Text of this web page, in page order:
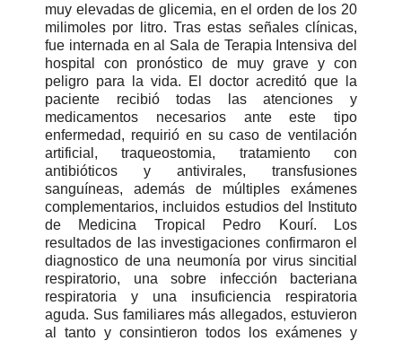
muy elevadas de glicemia, en el orden de los 20
milimoles por litro. Tras estas señales clínicas,
fue internada en al Sala de Terapia Intensiva del
hospital con pronóstico de muy grave y con
peligro para la vida. El doctor acreditó que la
paciente recibió todas las atenciones y
medicamentos necesarios ante este tipo
enfermedad, requirió en su caso de ventilación
artificial, traqueostomia, tratamiento con
antibióticos y antivirales, transfusiones
sanguíneas, además de múltiples exámenes
complementarios, incluidos estudios del Instituto
de Medicina Tropical Pedro Kourí. Los
resultados de las investigaciones confirmaron el
diagnostico de una neumonía por virus sincitial
respiratorio, una sobre infección bacteriana
respiratoria y una insuficiencia respiratoria
aguda. Sus familiares más allegados, estuvieron
al tanto y consintieron todos los exámenes y